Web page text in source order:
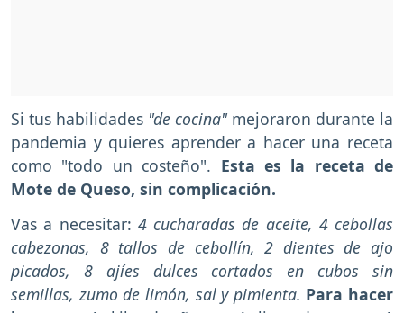
Si tus habilidades "de cocina" mejoraron durante la
pandemia y quieres aprender a hacer una receta
como "todo un costeño". Esta es la receta de
Mote de Queso, sin complicación.
Vas a necesitar: 4 cucharadas de aceite, 4 cebollas
cabezonas, 8 tallos de cebollín, 2 dientes de ajo
picados, 8 ajíes dulces cortados en cubos sin
semillas, zumo de limón, sal y pimienta. Para hacer